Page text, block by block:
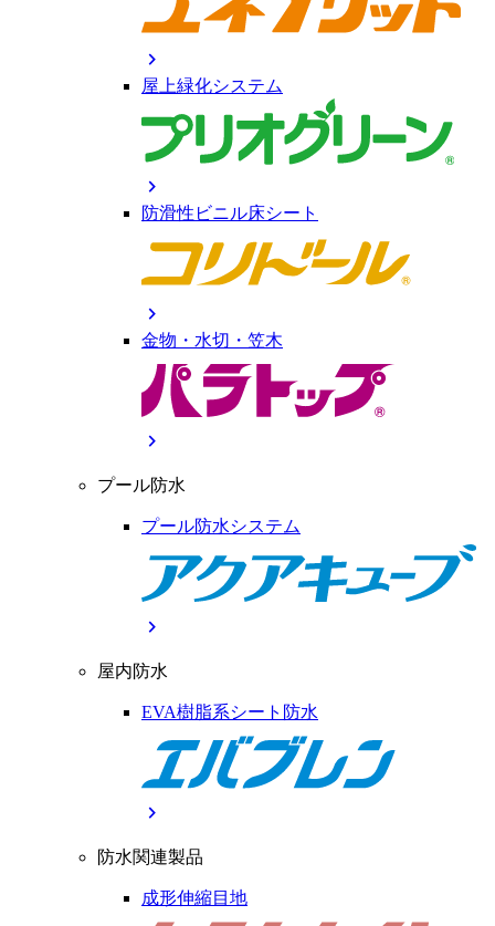
chevron_right
屋上緑化システム
chevron_right
防滑性ビニル床シート
chevron_right
金物・水切・笠木
chevron_right
プール防水
プール防水システム
chevron_right
屋内防水
EVA樹脂系シート防水
chevron_right
防水関連製品
成形伸縮目地